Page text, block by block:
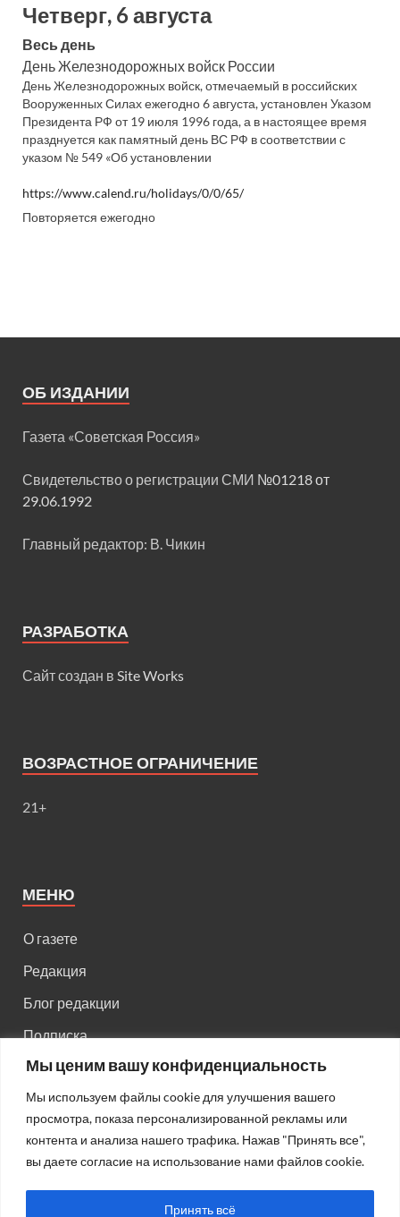
Мы ценим вашу конфиденциальность
Мы используем файлы cookie для улучшения вашего
просмотра, показа персонализированной рекламы или
контента и анализа нашего трафика. Нажав "Принять все",
вы даете согласие на использование нами файлов cookie.
Принять всё
Четверг, 6 августа
Весь день
День Железнодорожных войск России
День Железнодорожных войск, отмечаемый в российских
Вооруженных Силах ежегодно 6 августа, установлен Указом
Президента РФ от 19 июля 1996 года, а в настоящее время
празднуется как памятный день ВС РФ в соответствии с
указом № 549 «Об установлении
https://www.calend.ru/holidays/0/0/65/
Повторяется ежегодно
ОБ ИЗДАНИИ
Газета «Советская Россия»
Свидетельство о регистрации СМИ №01218 от
29.06.1992
Главный редактор: В. Чикин
РАЗРАБОТКА
Сайт создан в Site Works
ВОЗРАСТНОЕ ОГРАНИЧЕНИЕ
21+
МЕНЮ
О газете
Редакция
Блог редакции
Подписка
Правила поведения на сайте
Реклама
Старый сайт
Старый HTML сайт